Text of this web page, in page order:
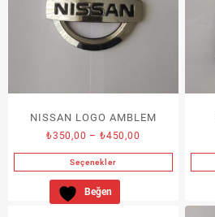
NISSAN LOGO AMBLEM
₺350,00 –₺450,00
aralığı:
₺350,00
Seçenekler
Bu
ürünün
Beğen